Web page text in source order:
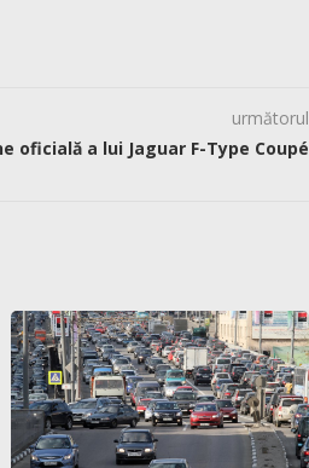
următorul
oficială a lui Jaguar F-Type Coupé